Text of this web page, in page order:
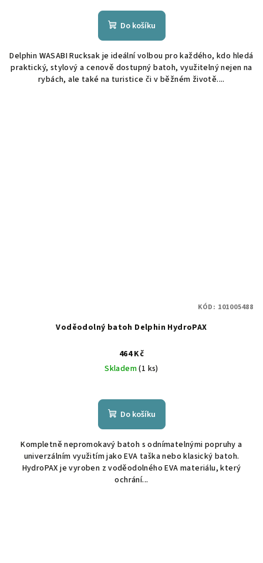
Do košíku
Delphin WASABI Rucksak je ideální volbou pro každého, kdo hledá
praktický, stylový a cenově dostupný batoh, využitelný nejen na
rybách, ale také na turistice či v běžném životě....
Voděodolný batoh Delphin HydroPAX
464 Kč
Skladem(1 ks)
Do košíku
Kompletně nepromokavý batoh s odnímatelnými popruhy a
univerzálním využitím jako EVA taška nebo klasický batoh.
HydroPAX je vyroben z voděodolného EVA materiálu, který
ochrání...
KÓD: 101005488